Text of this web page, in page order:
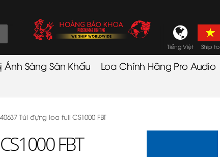
Tiếng Việt Ship to
Ánh Sáng Sân Khấu Loa Chính Hãng Pro Audio
40637 Túi đựng loa full CS1000 FBT
FBT